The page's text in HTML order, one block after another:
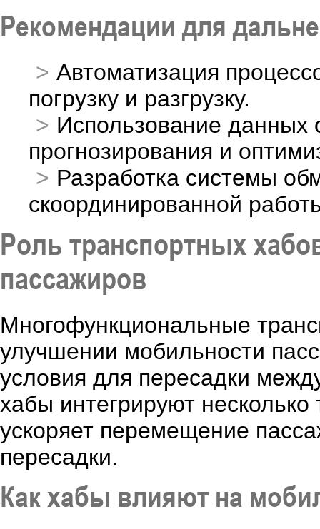
Рекомендации для
Автоматизация
погрузку и разгрузку.
Использование данных
прогнозирования и
Разработка системы
скоординированной
Роль транспортных
пассажиров
Многофункциональные
улучшении мобильности
условия для пересадки
хабы интегрируют несколько
ускоряет перемещение
пересадки.
Как хабы влияют на